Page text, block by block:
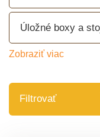
Úložné boxy a
Zobraziť viac
Filtrovať